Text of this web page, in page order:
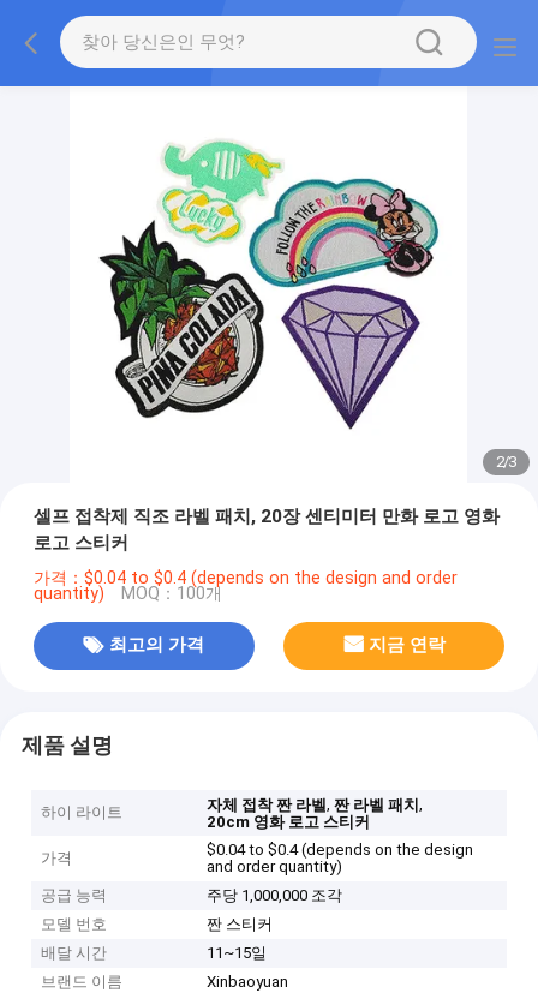
2/3
셀프 접착제 직조 라벨 패치, 20장 센티미터 만화 로고 영화
로고 스티커
가격：$0.04 to $0.4 (depends on the design and order
quantity) MOQ：100개
최고의 가격 지금 연락
제품 설명
하이 라이트 자체 접착 짠 라벨,짠 라벨 패치,
20cm 영화 로고 스티커
가격
$0.04 to $0.4 (depends on the design
and order quantity)
공급 능력
주당 1,000,000 조각
모델 번호
짠 스티커
배달 시간
11~15일
브랜드 이름
Xinbaoyuan